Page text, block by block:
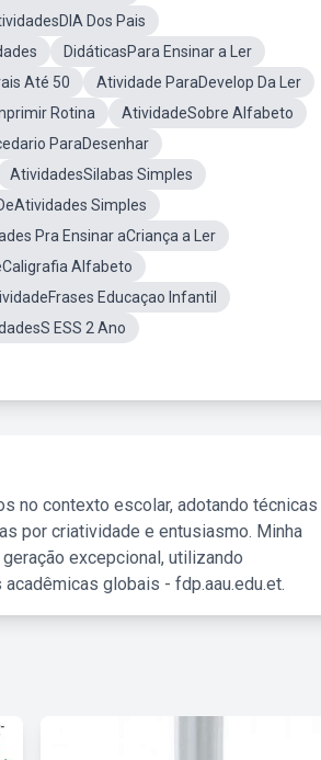
Dos Pais
DidáticasPara Ensinar a Ler
Até 50
Atividade ParaDevelop Da Ler
Rotina
AtividadeSobre Alfabeto
ParaDesenhar
AtividadesSilabas Simples
Simples
Pra Ensinar aCriança a Ler
Alfabeto
Educaçao Infantil
ESS 2 Ano
no contexto escolar, adotando técnicas
por criatividade e entusiasmo. Minha
excepcional, utilizando
globais - fdp.aau.edu.et.